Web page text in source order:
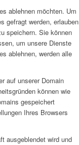
ablehnen möchten. Um
gefragt werden, erlauben
speichern. Sie können
um unsere Dienste
ablehnen, werden alle
auf unserer Domain
können wie
gespeichert
Ihres Browsers
ausgeblendet wird und